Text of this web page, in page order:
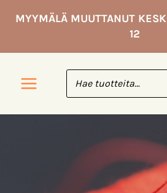
sisältöön
MYYMÄLÄ MUUTTANUT
12